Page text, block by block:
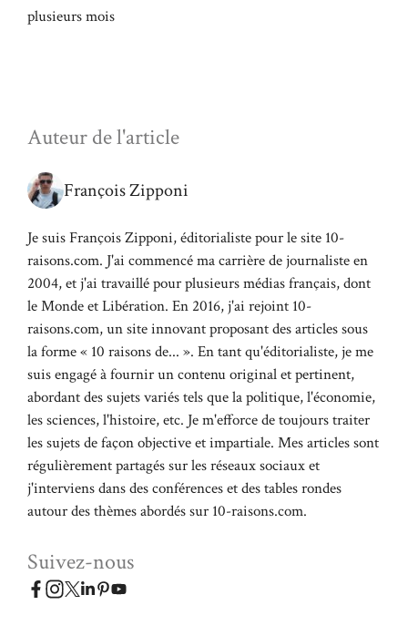
plusieurs mois
Auteur de l'article
François Zipponi
Je suis François Zipponi, éditorialiste pour le site 10-
raisons.com. J'ai commencé ma carrière de journaliste en
2004, et j'ai travaillé pour plusieurs médias français, dont
le Monde et Libération. En 2016, j'ai rejoint 10-
raisons.com, un site innovant proposant des articles sous
la forme « 10 raisons de... ». En tant qu'éditorialiste, je me
suis engagé à fournir un contenu original et pertinent,
abordant des sujets variés tels que la politique, l'économie,
les sciences, l'histoire, etc. Je m'efforce de toujours traiter
les sujets de façon objective et impartiale. Mes articles sont
régulièrement partagés sur les réseaux sociaux et
j'interviens dans des conférences et des tables rondes
autour des thèmes abordés sur 10-raisons.com.
Suivez-nous